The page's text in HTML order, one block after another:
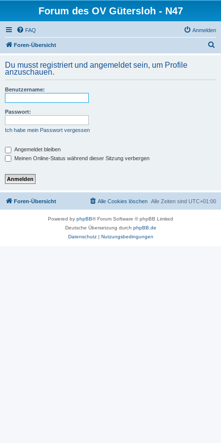
Forum des OV Gütersloh - N47
FAQ Anmelden
Foren-Übersicht
h
Du musst registriert und angemeldet sein, um Profile
anzuschauen.
Benutzername:
Passwort:
Ich habe mein Passwort vergessen
Angemeldet bleiben
Meinen Online-Status während dieser Sitzung verbergen
Foren-Übersicht Alle Zeiten sind UTC+01:00
Alle Cookies löschen
Powered by phpBB® Forum Software © phpBB Limited
Deutsche Übersetzung durch phpBB.de
Datenschutz| Nutzungsbedingungen